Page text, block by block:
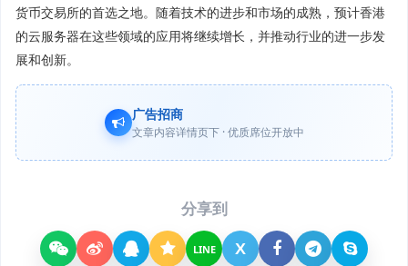
货币交易所的首选之地。随着技术的进步和市场的成熟，预计香港
的云服务器在这些领域的应用将继续增长，并推动行业的进一步发
展和创新。
广告招商
文章内容详情页下 · 优质席位开放中
分享到
LINE X